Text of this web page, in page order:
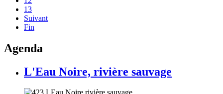
13
Suivant
Fin
Agenda
L'Eau Noire, rivière sauvage